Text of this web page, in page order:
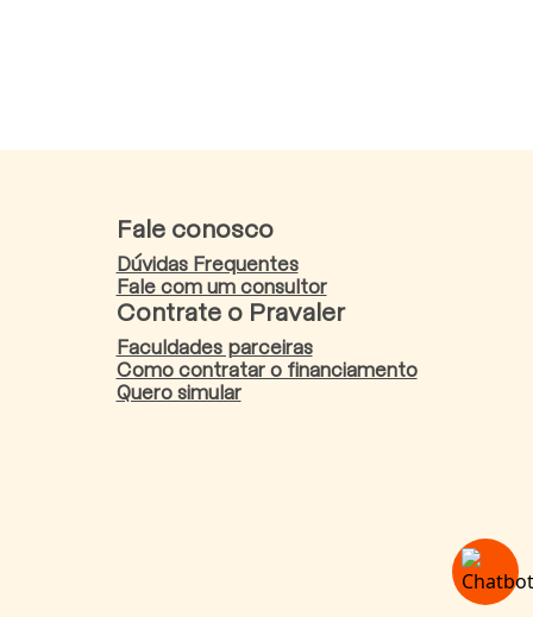
Fale conosco
Dúvidas Frequentes
Fale com um consultor
Contrate o Pravaler
Faculdades parceiras
Como contratar o financiamento
Quero simular